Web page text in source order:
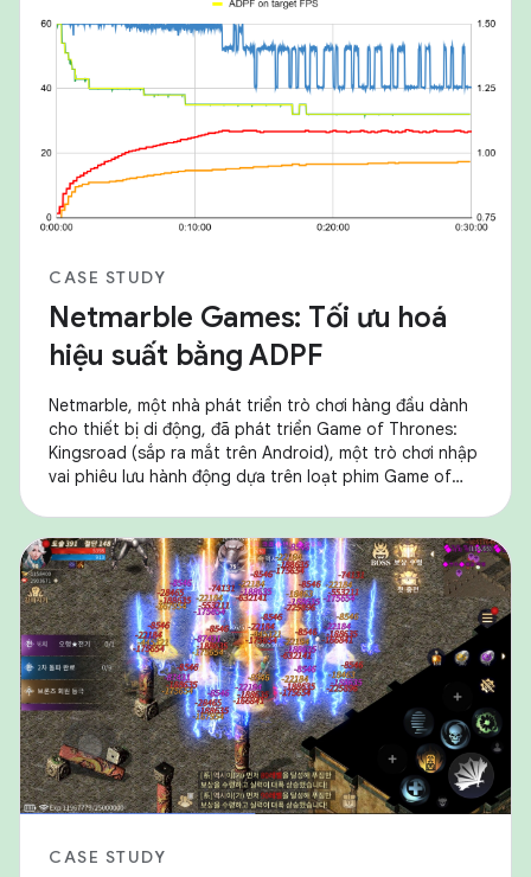
CASE STUDY
Netmarble Games: Tối ưu hoá
hiệu suất bằng ADPF
Netmarble, một nhà phát triển trò chơi hàng đầu dành
cho thiết bị di động, đã phát triển Game of Thrones:
Kingsroad (sắp ra mắt trên Android), một trò chơi nhập
vai phiêu lưu hành động dựa trên loạt phim Game of
CASE STUDY